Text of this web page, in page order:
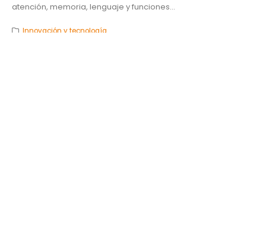
atención, memoria, lenguaje y funciones...
Innovación y tecnología